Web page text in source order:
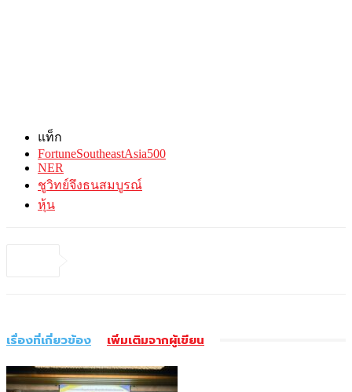
แท็ก
FortuneSoutheastAsia500
NER
ชูวิทย์จึงธนสมบูรณ์
หุ้น
เรื่องที่เกี่ยวข้อง เพิ่มเติมจากผู้เขียน